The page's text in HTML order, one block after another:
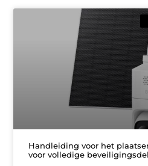
Handleiding voor het
voor volledige